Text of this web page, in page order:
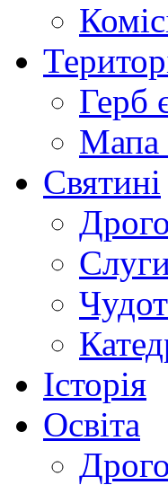
Герб
Мапа
Святині
Історія
Освіта